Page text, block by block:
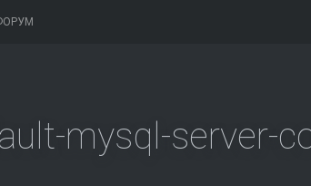
mysql-server-